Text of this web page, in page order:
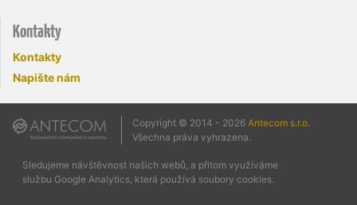
Kontakty
Kontakty
Napište nám
Copyright © 2014 - 2026 Antecom s.r.o.
Všechna práva vyhrazena.
Sledujeme návštěvnost našich webů, a přitom využíváme
službu Google Analytics, která používá soubory cookies.